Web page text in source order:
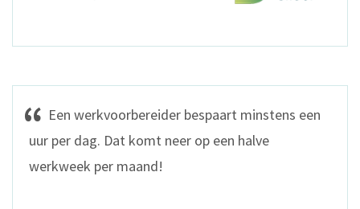
Een werkvoorbereider bespaart minstens een
uur per dag. Dat komt neer op een halve
werkweek per maand!